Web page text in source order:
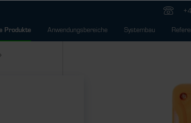
Produkte Anwendungsbereiche Systembau